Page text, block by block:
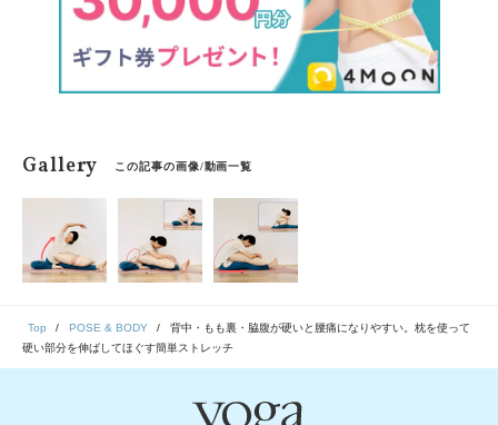
Gallery この記事の画像/動画一覧
Top POSE & BODY
背中・もも裏・脇腹が硬いと腰痛になりやすい。枕を使って
硬い部分を伸ばしてほぐす簡単ストレッチ